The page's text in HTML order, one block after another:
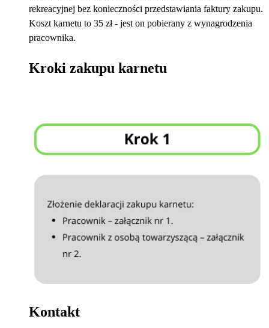
rekreacyjnej bez konieczności przedstawiania faktury zakupu.
Koszt karnetu to 35 zł - jest on pobierany z wynagrodzenia
pracownika.
Kroki zakupu karnetu
Kontakt